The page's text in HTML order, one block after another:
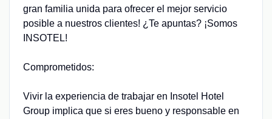
gran familia unida para ofrecer el mejor servicio
posible a nuestros clientes! ¿Te apuntas? ¡Somos
INSOTEL!
Comprometidos:
Vivir la experiencia de trabajar en Insotel Hotel
Group implica que si eres bueno y responsable en